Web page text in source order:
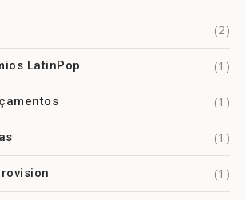
(2)
LatinPop (1)
(1)
(1)
(1)